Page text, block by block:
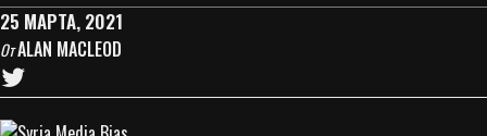
25 МАРТА, 2021
ОтALAN MACLEOD